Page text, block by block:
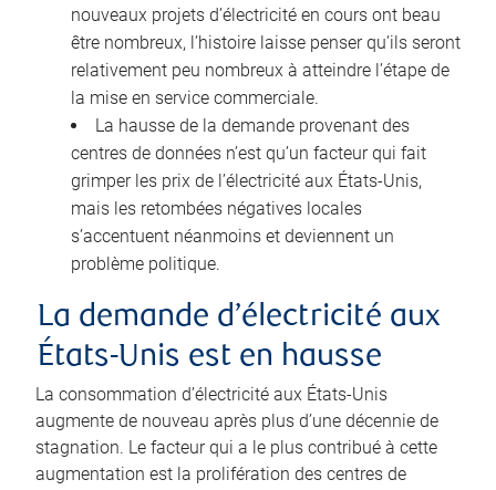
nouveaux projets d’électricité en cours ont beau
être nombreux, l’histoire laisse penser qu’ils seront
relativement peu nombreux à atteindre l’étape de
la mise en service commerciale.
La hausse de la demande provenant des
centres de données n’est qu’un facteur qui fait
grimper les prix de l’électricité aux États-Unis,
mais les retombées négatives locales
s’accentuent néanmoins et deviennent un
problème politique.
La demande d’électricité aux
États-Unis est en hausse
La consommation d’électricité aux États-Unis
augmente de nouveau après plus d’une décennie de
stagnation. Le facteur qui a le plus contribué à cette
augmentation est la prolifération des centres de